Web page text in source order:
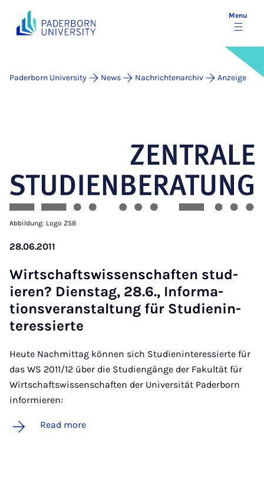
Menu
Paderborn University News Nachrichtenarchiv Anzeige
Abbildung: Logo ZSB
28.06.2011
Wirtschaft­swis­senschaften stud­
ier­en? Di­en­stag, 28.6., In­form­a­
tions­ver­an­stal­tung für Stud­i­en­in­
teressierte
Heute Nachmittag können sich Studieninteressierte für
das WS 2011/12 über die Studiengänge der Fakultät für
Wirtschaftswissenschaften der Universität Paderborn
informieren:
Read more